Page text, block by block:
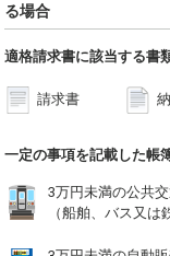
る場合
適格請求書に該当する書
請求書
一定の事項を記載した帳
3万円未満の公共
（船舶、バス又